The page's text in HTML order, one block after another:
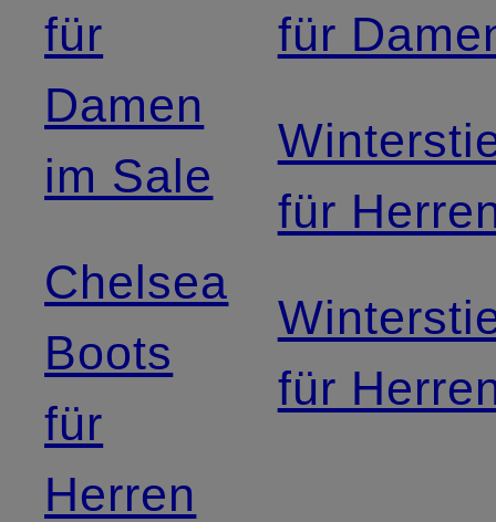
für
Damen
im Sale
Chelsea
Boots
für
Herren
für
für
für